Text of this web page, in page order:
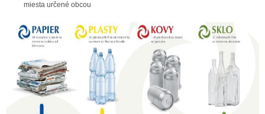
miesta určené obcou